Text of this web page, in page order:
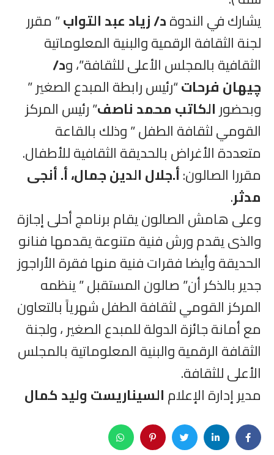
يشارك في الندوةد/ زياد عبد التواب” مقرر
لجنة الثقافة الرقمية والبنية المعلوماتية
الثقافية بالمجلس الأعلى للثقافة”، ود/
چيهان فرحات“رئيس رابطة المبدع الصغير ”
وبحضورالكاتب محمد ناصف” رئيس المركز
القومي لثقافة الطفل ” وذلك بالقاعة
متعددة الأغراض بالحديقة الثقافية للأطفال.
مقررا الصالون:أ.جلال الدين جمال، أ. أنجى
مدثر.
وعلى هامش الصالون يقام برنامج أحلى إجازة
والذى يقدم ورش فنية متنوعة يقدمها فنانو
الحديقة وأيضا فقرات فنية منها فقرة الأراجوز
جدير بالذكر أن” صالون المستقبل ” ينظمه
المركز القومي لثقافة الطفل شهرياً بالتعاون
مع أمانة جائزة الدولة للمبدع الصغير ، ولجنة
الثقافة الرقمية والبنية المعلوماتية بالمجلس
الأعلى للثقافة.
مدير إدارة الإعلامالسيناريست وليد كمال